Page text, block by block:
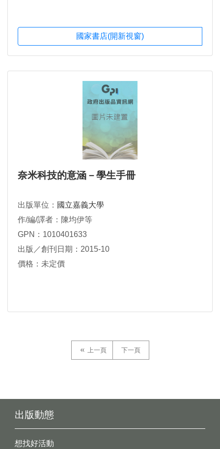
國家書店(開新視窗)
奈米科技的意涵－學生手冊
出版單位： 國立嘉義大學
作/編/譯者：陳均伊等
GPN：1010401633
出版／創刊日期：2015-10
價格：未定價
上一頁 下一頁
出版動態
想找好活動